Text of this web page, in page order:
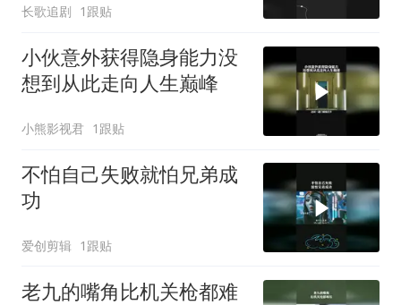
长歌追剧 1跟贴
小伙意外获得隐身能力没
想到从此走向人生巅峰
小熊影视君 1跟贴
不怕自己失败就怕兄弟成
功
爱创剪辑 1跟贴
老九的嘴角比机关枪都难